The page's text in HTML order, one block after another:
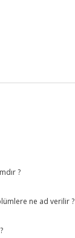
?
ne ad verilir ?